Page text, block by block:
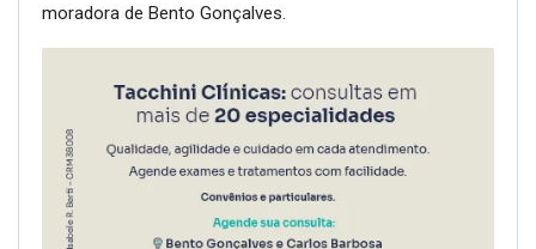
moradora de Bento Gonçalves.